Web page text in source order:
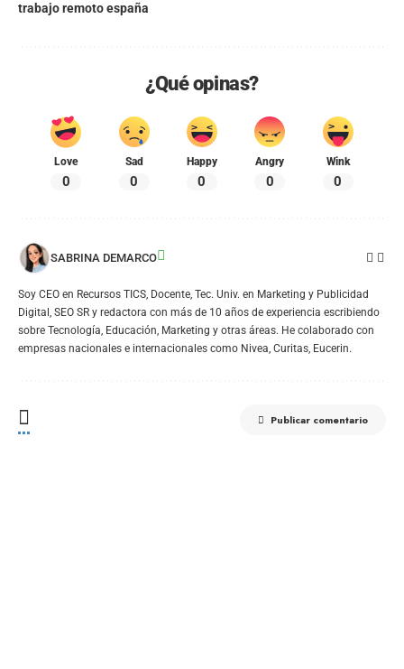
trabajo remoto españa
¿Qué opinas?
Love
0
Sad
0
Happy
0
Angry
0
Wink
0
SABRINA DEMARCO
Soy CEO en Recursos TICS, Docente, Tec. Univ. en Marketing y Publicidad
Digital, SEO SR y redactora con más de 10 años de experiencia escribiendo
sobre Tecnología, Educación, Marketing y otras áreas. He colaborado con
empresas nacionales e internacionales como Nivea, Curitas, Eucerin.
Publicar comentario